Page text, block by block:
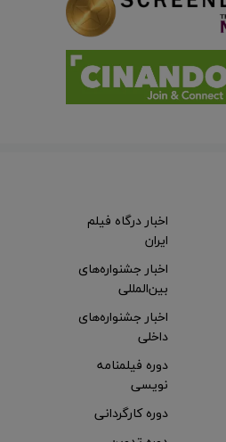
اخبار درگاه فیلم
ایران
اخبار جشنواره‌های
بین‌المللی
اخبار جشنواره‌های
داخلی
دوره فیلمنامه
نویسی
دوره کارگردانی